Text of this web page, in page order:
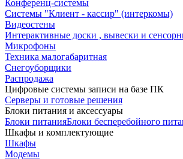
Конференц-системы
Системы "Клиент - кассир" (интеркомы)
Видеостены
Интерактивные доски , вывески и
Микрофоны
Техника малогабаритная
Снегоуборщики
Распродажа
Цифровые системы записи на базе ПК
Серверы и готовые решения
Блоки питания и аксессуары
Блоки питанияБлоки бесперебойного
Шкафы и комплектующие
Шкафы
Модемы